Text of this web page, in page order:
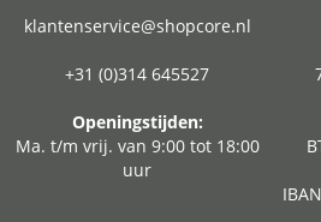
klantenservice@shopcore.nl
+31 (0)314 645527
Openingstijden:
Ma. t/m vrij. van 9:00 tot 18:00
uur